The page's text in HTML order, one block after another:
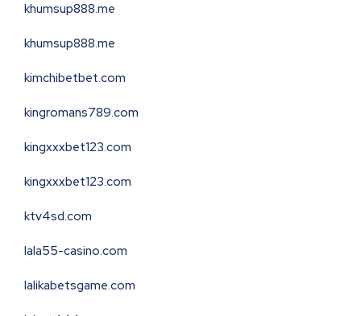
khumsup888.me
khumsup888.me
kimchibetbet.com
kingromans789.com
kingxxxbet123.com
kingxxxbet123.com
ktv4sd.com
lala55-casino.com
lalikabetsgame.com